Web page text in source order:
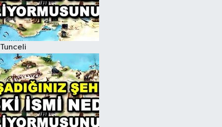
Tunceli